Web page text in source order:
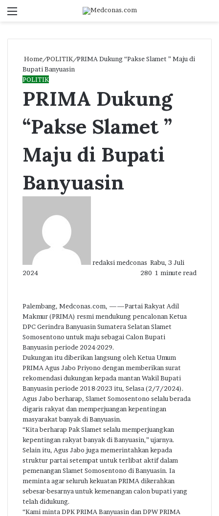
Menu
Home/POLITIK/PRIMA Dukung “Pakse Slamet ” Maju di
Bupati Banyuasin
POLITIK
PRIMA Dukung
“Pakse Slamet ”
Maju di Bupati
Banyuasin
redaksi medconas Rabu, 3 Juli
2024
280 1 minute read
Palembang, Medconas.com, ——Partai Rakyat Adil
Makmur (PRIMA) resmi mendukung pencalonan Ketua
DPC Gerindra Banyuasin Sumatera Selatan Slamet
Somosentono untuk maju sebagai Calon Bupati
Banyuasin periode 2024-2029.
Dukungan itu diberikan langsung oleh Ketua Umum
PRIMA Agus Jabo Priyono dengan memberikan surat
rekomendasi dukungan kepada mantan Wakil Bupati
Banyuasin periode 2018-2023 itu, Selasa (2/7/2024).
Agus Jabo berharap, Slamet Somosentono selalu berada
digaris rakyat dan memperjuangan kepentingan
masyarakat banyak di Banyuasin.
“Kita berharap Pak Slamet selalu memperjuangkan
kepentingan rakyat banyak di Banyuasin,” ujarnya.
Selain itu, Agus Jabo juga memerintahkan kepada
struktur partai setempat untuk terlibat aktif dalam
pemenangan Slamet Somosentono di Banyuasin. Ia
meminta agar seluruh kekuatan PRIMA dikerahkan
sebesar-besarnya untuk kemenangan calon bupati yang
telah didukung.
“Kami minta DPK PRIMA Banyuasin dan DPW PRIMA